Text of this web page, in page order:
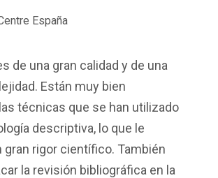
España
de una gran calidad y de una
Están muy bien
técnicas que se han utilizado
descriptiva, lo que le
gran rigor científico. También
la revisión bibliográfica en la